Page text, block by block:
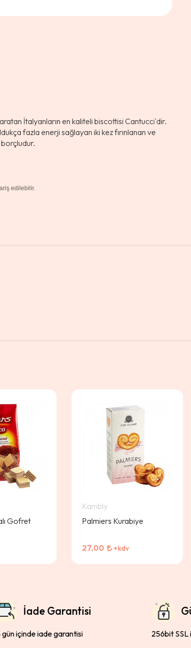
İtalyanların en kaliteli biscottisi Cantucci'dir.
fazla enerji sağlayan iki kez fırınlanan ve
edilebilir.
Gofret
Kambly
Palmiers Kurabiye
27,00 +kdv
İade Garantisi
gün içinde iade garantisi 256bit SSL